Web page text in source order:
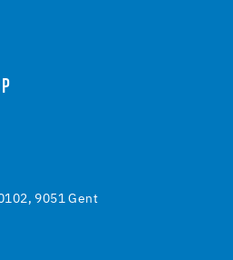
9051 Gent